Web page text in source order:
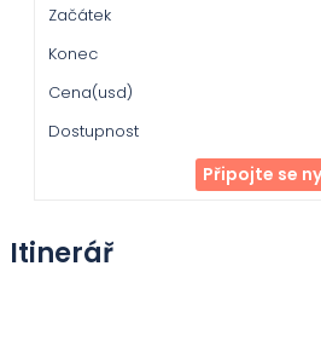
Připojte se
Itinerář